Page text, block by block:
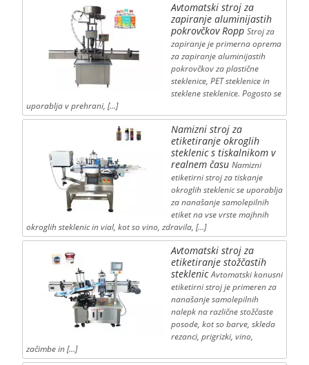
Avtomatski stroj za
zapiranje aluminijastih
pokrovčkov Ropp Stroj za
zapiranje je primerna oprema
za zapiranje aluminijastih
pokrovčkov za plastične
steklenice, PET steklenice in
steklene steklenice. Pogosto se
uporablja v prehrani, […]
Namizni stroj za
etiketiranje okroglih
steklenic s tiskalnikom v
realnem času Namizni
etiketirni stroj za tiskanje
okroglih steklenic se uporablja
za nanašanje samolepilnih
etiket na vse vrste majhnih
okroglih steklenic in vial, kot so vino, zdravila, […]
Avtomatski stroj za
etiketiranje stožčastih
steklenic Avtomatski konusni
etiketirni stroj je primeren za
nanašanje samolepilnih
nalepk na različne stožčaste
posode, kot so barve, skleda
rezanci, prigrizki, vino,
začimbe in […]